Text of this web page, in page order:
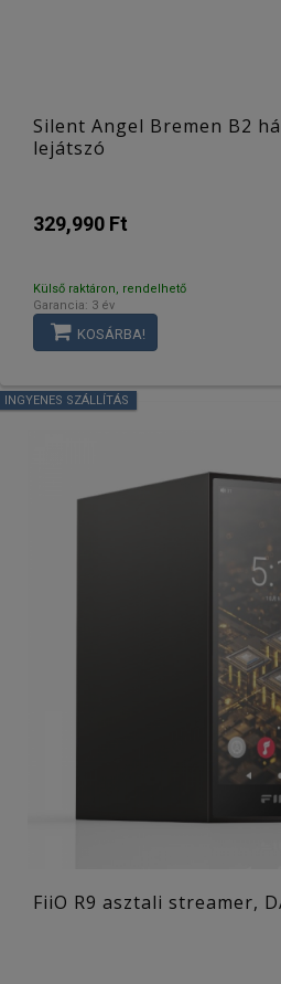
Silent Angel Bremen B2
lejátszó
329,990 Ft
Külső raktáron, rendelhető
Garancia: 3 év
KOSÁRBA!
INGYENES SZÁLLÍTÁS
FiiO R9 asztali streamer,